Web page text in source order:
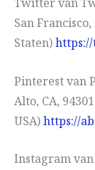
San
Staten)
Pinterest van
Alto, CA,
USA)https://
Instagram